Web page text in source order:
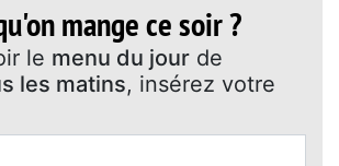
mange ce soir ?
le menu du jour de
les matins, insérez votre